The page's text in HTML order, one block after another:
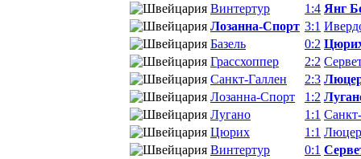
Винтертур
1:4 Янг
Лозанна-Спорт 3:1
Базель
0:2
Грассхоппер
2:2
Санкт-Галлен
2:3
Лозанна-Спорт
1:2
Лугано
1:1
Цюрих
1:1
Винтертур
0:1